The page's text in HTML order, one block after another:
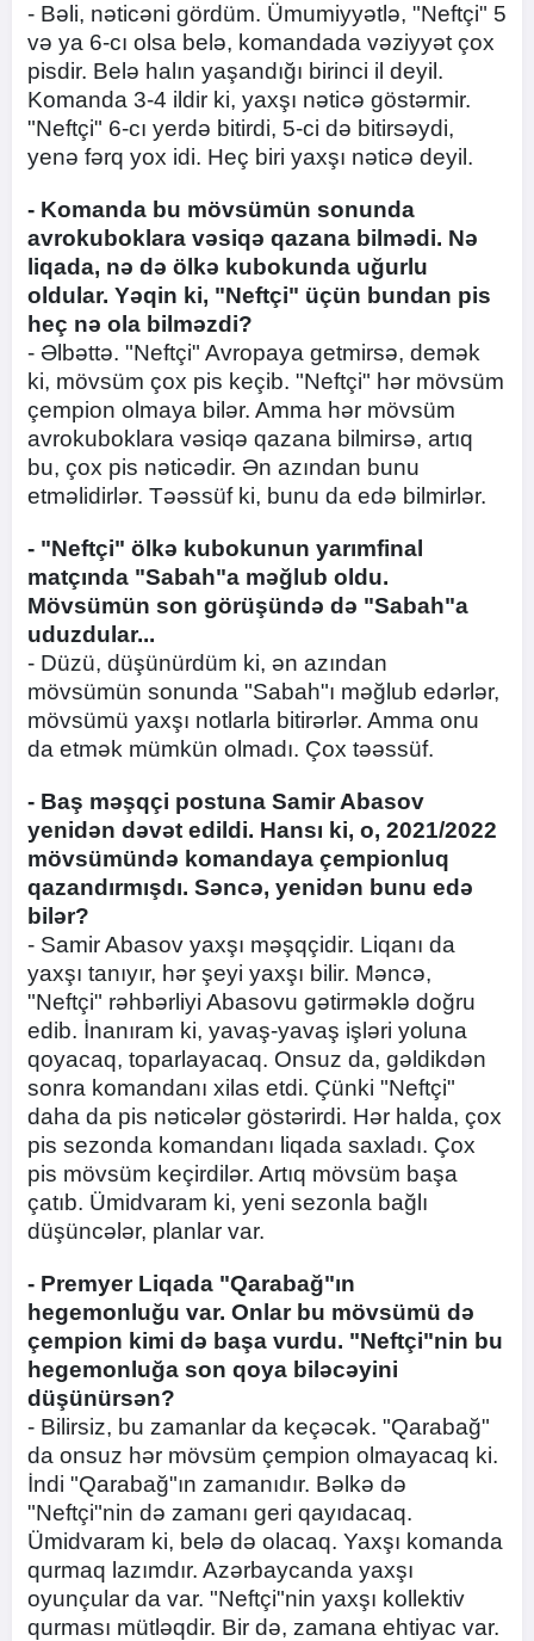
- Bəli, nəticəni gördüm. Ümumiyyətlə, "Neftçi" 5
və ya 6-cı olsa belə, komandada vəziyyət çox
pisdir. Belə halın yaşandığı birinci il deyil.
Komanda 3-4 ildir ki, yaxşı nəticə göstərmir.
"Neftçi" 6-cı yerdə bitirdi, 5-ci də bitirsəydi,
yenə fərq yox idi. Heç biri yaxşı nəticə deyil.
- Komanda bu mövsümün sonunda
avrokuboklara vəsiqə qazana bilmədi. Nə
liqada, nə də ölkə kubokunda uğurlu
oldular. Yəqin ki, "Neftçi" üçün bundan pis
heç nə ola bilməzdi?
- Əlbəttə. "Neftçi" Avropaya getmirsə, demək
ki, mövsüm çox pis keçib. "Neftçi" hər mövsüm
çempion olmaya bilər. Amma hər mövsüm
avrokuboklara vəsiqə qazana bilmirsə, artıq
bu, çox pis nəticədir. Ən azından bunu
etməlidirlər. Təəssüf ki, bunu da edə bilmirlər.
- "Neftçi" ölkə kubokunun yarımfinal
matçında "Sabah"a məğlub oldu.
Mövsümün son görüşündə də "Sabah"a
uduzdular...
- Düzü, düşünürdüm ki, ən azından
mövsümün sonunda "Sabah"ı məğlub edərlər,
mövsümü yaxşı notlarla bitirərlər. Amma onu
da etmək mümkün olmadı. Çox təəssüf.
- Baş məşqçi postuna Samir Abasov
yenidən dəvət edildi. Hansı ki, o, 2021/2022
mövsümündə komandaya çempionluq
qazandırmışdı. Səncə, yenidən bunu edə
bilər?
- Samir Abasov yaxşı məşqçidir. Liqanı da
yaxşı tanıyır, hər şeyi yaxşı bilir. Məncə,
"Neftçi" rəhbərliyi Abasovu gətirməklə doğru
edib. İnanıram ki, yavaş-yavaş işləri yoluna
qoyacaq, toparlayacaq. Onsuz da, gəldikdən
sonra komandanı xilas etdi. Çünki "Neftçi"
daha da pis nəticələr göstərirdi. Hər halda, çox
pis sezonda komandanı liqada saxladı. Çox
pis mövsüm keçirdilər. Artıq mövsüm başa
çatıb. Ümidvaram ki, yeni sezonla bağlı
düşüncələr, planlar var.
- Premyer Liqada "Qarabağ"ın
hegemonluğu var. Onlar bu mövsümü də
çempion kimi də başa vurdu. "Neftçi"nin bu
hegemonluğa son qoya biləcəyini
düşünürsən?
- Bilirsiz, bu zamanlar da keçəcək. "Qarabağ"
da onsuz hər mövsüm çempion olmayacaq ki.
İndi "Qarabağ"ın zamanıdır. Bəlkə də
"Neftçi"nin də zamanı geri qayıdacaq.
Ümidvaram ki, belə də olacaq. Yaxşı komanda
qurmaq lazımdır. Azərbaycanda yaxşı
oyunçular da var. "Neftçi"nin yaxşı kollektiv
qurması mütləqdir. Bir də, zamana ehtiyac var.